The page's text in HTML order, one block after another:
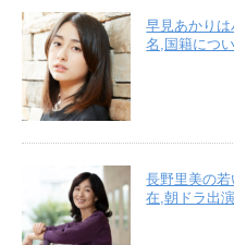
早見あかり
名,国籍につ
長野里美の
在,朝ドラ出